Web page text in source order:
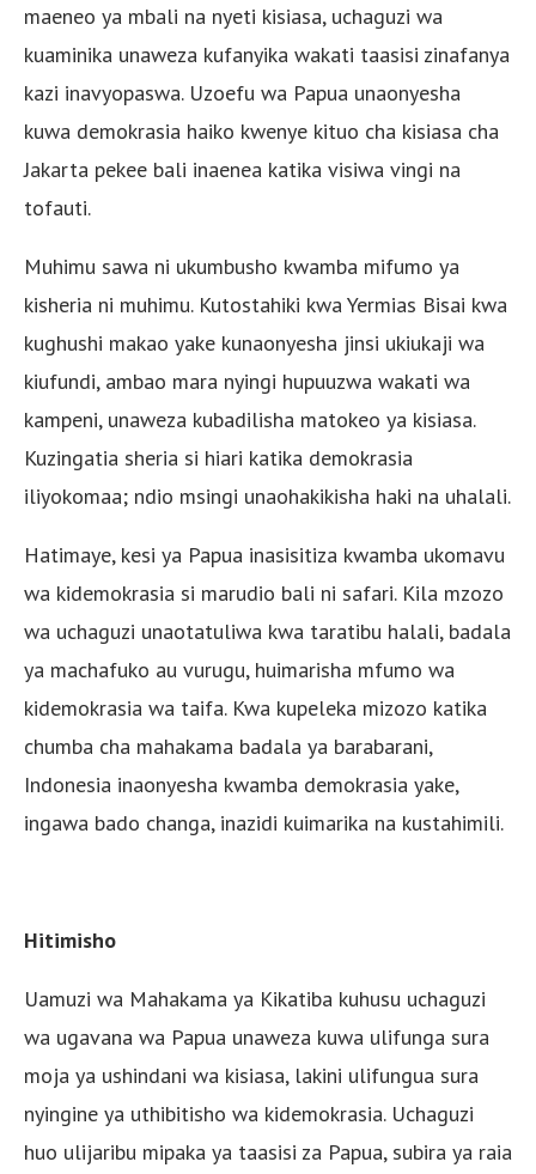
maeneo ya mbali na nyeti kisiasa, uchaguzi wa
kuaminika unaweza kufanyika wakati taasisi zinafanya
kazi inavyopaswa. Uzoefu wa Papua unaonyesha
kuwa demokrasia haiko kwenye kituo cha kisiasa cha
Jakarta pekee bali inaenea katika visiwa vingi na
tofauti.
Muhimu sawa ni ukumbusho kwamba mifumo ya
kisheria ni muhimu. Kutostahiki kwa Yermias Bisai kwa
kughushi makao yake kunaonyesha jinsi ukiukaji wa
kiufundi, ambao mara nyingi hupuuzwa wakati wa
kampeni, unaweza kubadilisha matokeo ya kisiasa.
Kuzingatia sheria si hiari katika demokrasia
iliyokomaa; ndio msingi unaohakikisha haki na uhalali.
Hatimaye, kesi ya Papua inasisitiza kwamba ukomavu
wa kidemokrasia si marudio bali ni safari. Kila mzozo
wa uchaguzi unaotatuliwa kwa taratibu halali, badala
ya machafuko au vurugu, huimarisha mfumo wa
kidemokrasia wa taifa. Kwa kupeleka mizozo katika
chumba cha mahakama badala ya barabarani,
Indonesia inaonyesha kwamba demokrasia yake,
ingawa bado changa, inazidi kuimarika na kustahimili.
Hitimisho
Uamuzi wa Mahakama ya Kikatiba kuhusu uchaguzi
wa ugavana wa Papua unaweza kuwa ulifunga sura
moja ya ushindani wa kisiasa, lakini ulifungua sura
nyingine ya uthibitisho wa kidemokrasia. Uchaguzi
huo ulijaribu mipaka ya taasisi za Papua, subira ya raia